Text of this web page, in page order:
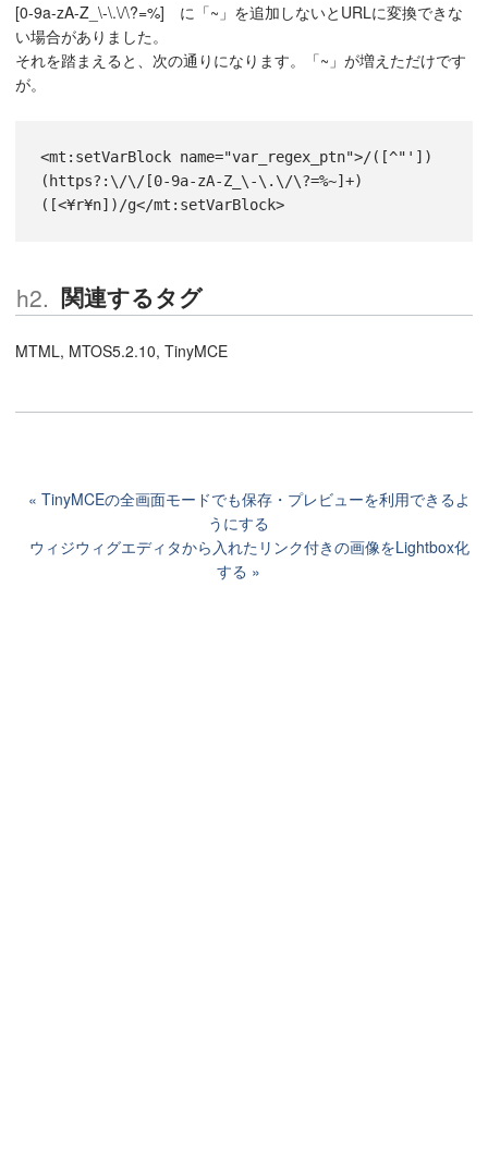
[0-9a-zA-Z_\-\.\/\?=%] に「~」を追加しないとURLに変換できな
い場合がありました。
それを踏まえると、次の通りになります。「~」が増えただけです
が。
<mt:setVarBlock name="var_regex_ptn">/([^"'])
(https?:\/\/[0-9a-zA-Z_\-\.\/\?=%~]+)
([<¥r¥n])/g</mt:setVarBlock>
関連するタグ
MTML, MTOS5.2.10, TinyMCE
TinyMCEの全画面モードでも保存・プレビューを利用できるよ
うにする
ウィジウィグエディタから入れたリンク付きの画像をLightbox化
する